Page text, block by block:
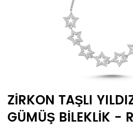
ZİRKON TAŞLI
GÜMÜŞ BİLEKLİK -